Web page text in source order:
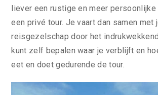
liever een rustige en meer persoonlijke
een privé tour. Je vaart dan samen met
reisgezelschap door het
kunt zelf bepalen waar je verblijft en
eet en doet gedurende de tour.